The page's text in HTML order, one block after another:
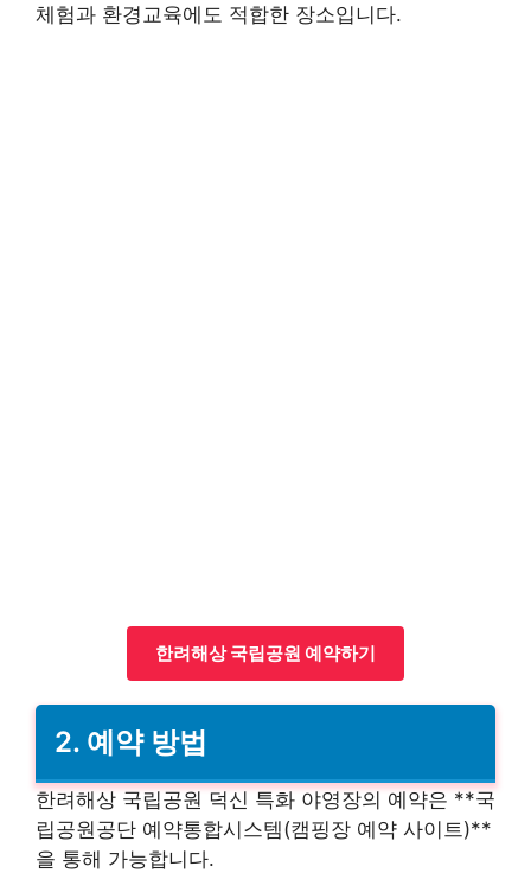
체험과 환경교육에도 적합한 장소입니다.
한려해상 국립공원 예약하기
2. 예약 방법
한려해상 국립공원 덕신 특화 야영장의 예약은 **국
립공원공단 예약통합시스템(캠핑장 예약 사이트)**
을 통해 가능합니다.